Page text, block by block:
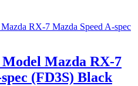
Mazda RX-7
(FD3S) Black